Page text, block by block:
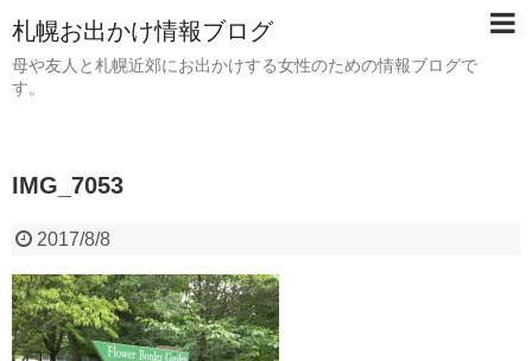
札幌お出かけ情報ブログ
母や友人と札幌近郊にお出かけする女性のための情報ブログで
す。
IMG_7053
2017/8/8